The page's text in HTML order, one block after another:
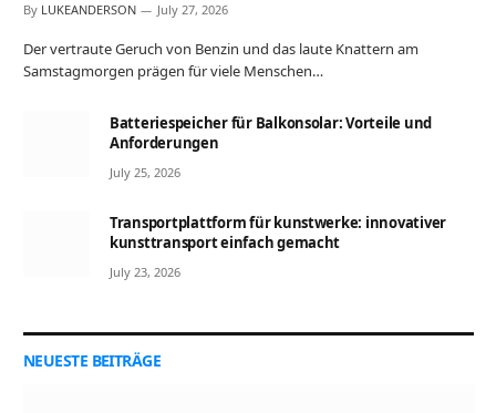
By LUKEANDERSON July 27, 2026
Der vertraute Geruch von Benzin und das laute Knattern am
Samstagmorgen prägen für viele Menschen…
Batteriespeicher für Balkonsolar: Vorteile und
Anforderungen
July 25, 2026
Transportplattform für kunstwerke: innovativer
kunsttransport einfach gemacht
July 23, 2026
NEUESTE BEITRÄGE